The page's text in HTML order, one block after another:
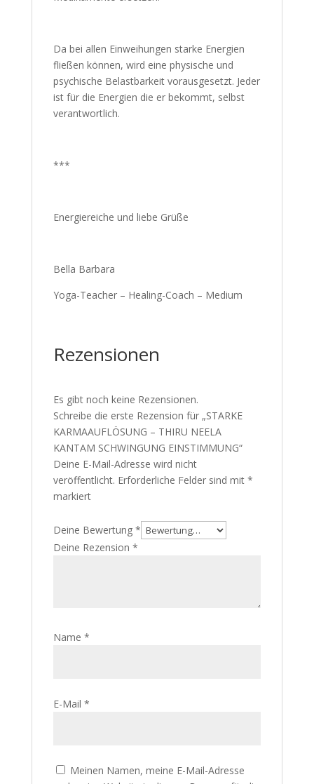
Da bei allen Einweihungen starke Energien
fließen können, wird eine physische und
psychische Belastbarkeit vorausgesetzt. Jeder
ist für die Energien die er bekommt, selbst
verantwortlich.
***
Energiereiche und liebe Grüße
Bella Barbara
Yoga-Teacher – Healing-Coach – Medium
Rezensionen
Es gibt noch keine Rezensionen.
Schreibe die erste Rezension für „STARKE
KARMAAUFLÖSUNG – THIRU NEELA
KANTAM SCHWINGUNG EINSTIMMUNG“
Deine E-Mail-Adresse wird nicht
veröffentlicht. Erforderliche Felder sind mit *
markiert
Deine Bewertung *
Deine Rezension *
Name *
E-Mail *
Meinen Namen, meine E-Mail-Adresse